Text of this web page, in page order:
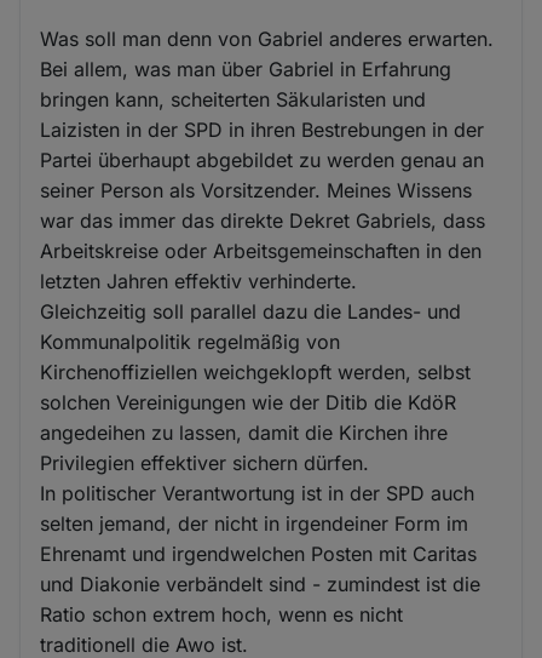
Was soll man denn von Gabriel anderes erwarten.
Bei allem, was man über Gabriel in Erfahrung
bringen kann, scheiterten Säkularisten und
Laizisten in der SPD in ihren Bestrebungen in der
Partei überhaupt abgebildet zu werden genau an
seiner Person als Vorsitzender. Meines Wissens
war das immer das direkte Dekret Gabriels, dass
Arbeitskreise oder Arbeitsgemeinschaften in den
letzten Jahren effektiv verhinderte.
Gleichzeitig soll parallel dazu die Landes- und
Kommunalpolitik regelmäßig von
Kirchenoffiziellen weichgeklopft werden, selbst
solchen Vereinigungen wie der Ditib die KdöR
angedeihen zu lassen, damit die Kirchen ihre
Privilegien effektiver sichern dürfen.
In politischer Verantwortung ist in der SPD auch
selten jemand, der nicht in irgendeiner Form im
Ehrenamt und irgendwelchen Posten mit Caritas
und Diakonie verbändelt sind - zumindest ist die
Ratio schon extrem hoch, wenn es nicht
traditionell die Awo ist.